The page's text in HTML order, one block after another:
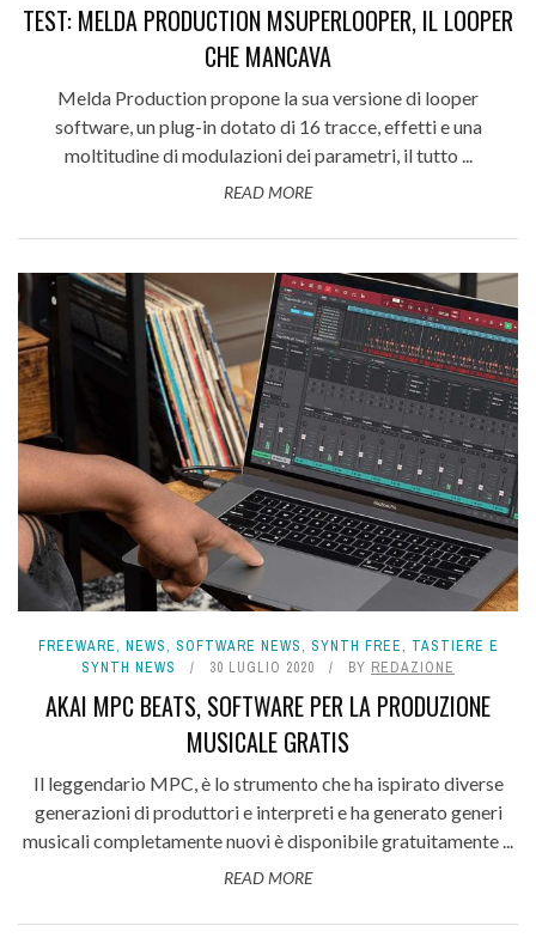
TEST: MELDA PRODUCTION MSUPERLOOPER, IL LOOPER
CHE MANCAVA
Melda Production propone la sua versione di looper
software, un plug-in dotato di 16 tracce, effetti e una
moltitudine di modulazioni dei parametri, il tutto ...
READ MORE
FREEWARE, NEWS, SOFTWARE NEWS, SYNTH FREE, TASTIERE E
SYNTH NEWS
30 LUGLIO 2020 BY REDAZIONE
AKAI MPC BEATS, SOFTWARE PER LA PRODUZIONE
MUSICALE GRATIS
Il leggendario MPC, è lo strumento che ha ispirato diverse
generazioni di produttori e interpreti e ha generato generi
musicali completamente nuovi è disponibile gratuitamente ...
READ MORE